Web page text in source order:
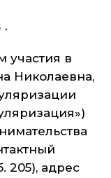
.
участия в
Николаевна,
205), адрес